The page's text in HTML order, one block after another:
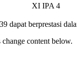
XI IPA 4
dapat berprestasi
content below.